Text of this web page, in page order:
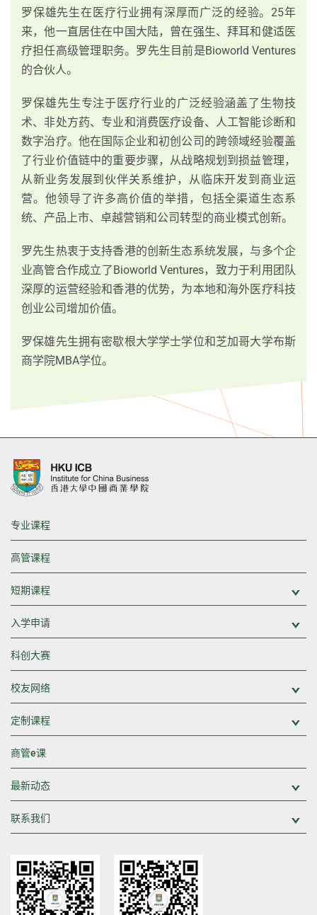
罗保雄先生在医疗行业拥有深厚而广泛的经验。25年
来，他一直居住在中国大陆，曾在强生、拜耳和健适医
疗担任高级管理职务。罗先生目前是Bioworld Ventures
的合伙人。
罗保雄先生专注于医疗行业的广泛经验涵盖了生物技
术、非处方药、专业和消费医疗设备、人工智能诊断和
数字治疗。他在国际企业和初创公司的跨领域经验覆盖
了行业价值链中的重要步骤，从战略规划到损益管理，
从新业务发展到伙伴关系维护，从临床开发到商业运
营。他领导了许多高价值的举措，包括全渠道生态系
统、产品上市、卓越营销和公司转型的商业模式创新。
罗先生热衷于支持香港的创新生态系统发展，与多个企
业高管合作成立了Bioworld Ventures，致力于利用团队
深厚的运营经验和香港的优势，为本地和海外医疗科技
创业公司增加价值。
罗保雄先生拥有密歇根大学学士学位和芝加哥大学布斯
商学院MBA学位。
专业课程
高管课程
短期课程
入学申请
科创大赛
校友网络
定制课程
商管e课
最新动态
联系我们